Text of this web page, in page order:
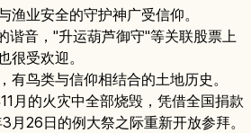
渔业安全的守护神广受信仰。
谐音，"升运葫芦御守"等关联股票上
很受欢迎。
有鸟类与信仰相结合的土地历史。
月的火灾中全部烧毁，凭借全国捐款
月26日的例大祭之际重新开放参拜。